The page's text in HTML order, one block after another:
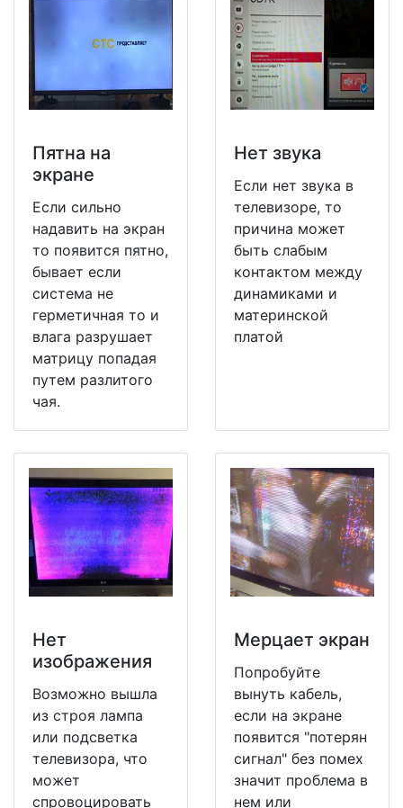
Пятна на
экране
Если сильно
надавить на экран
то появится пятно,
бывает если
система не
герметичная то и
влага разрушает
матрицу попадая
путем разлитого
чая.
Нет звука
Если нет звука в
телевизоре, то
причина может
быть слабым
контактом между
динамиками и
материнской
платой
Нет
изображения
Возможно вышла
из строя лампа
или подсветка
телевизора, что
может
спровоцировать
Мерцает экран
Попробуйте
вынуть кабель,
если на экране
появится "потерян
сигнал" без помех
значит проблема в
нем или